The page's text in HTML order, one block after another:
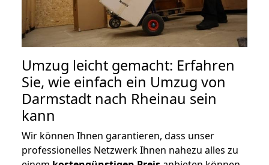
Umzug leicht gemacht: Erfahren
Sie, wie einfach ein Umzug von
Darmstadt nach Rheinau sein
kann
Wir können Ihnen garantieren, dass unser
professionelles Netzwerk Ihnen nahezu alles zu